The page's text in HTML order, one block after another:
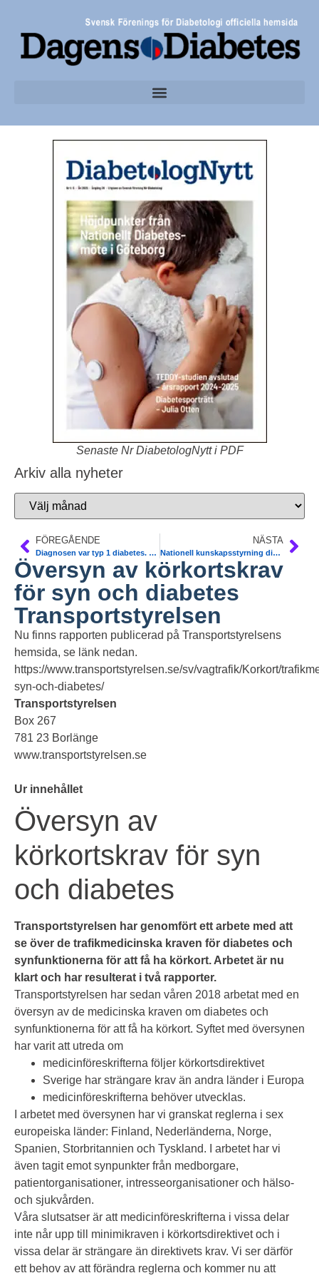
Senaste Nr DiabetologNytt i PDF
Arkiv alla nyheter
FÖREGÅENDE
Diagnosen var typ 1 diabetes. Nydebuterad diabetes
NÄSTA
Nationell kunskapsstyrning diabetes. Ny www. 17 olika Vårdprogram och skrifter
Översyn av körkortskrav
för syn och diabetes
Transportstyrelsen
Nu finns rapporten publicerad på Transportstyrelsens
hemsida, se länk nedan.
https://www.transportstyrelsen.se/sv/vagtrafik/Korkort/
syn-och-diabetes/
Transportstyrelsen
Box 267
781 23 Borlänge
www.transportstyrelsen.se
Ur innehållet
Översyn av
körkortskrav för syn
och diabetes
Transportstyrelsen har genomfört ett arbete med att
se över de trafikmedicinska kraven för diabetes och
synfunktionerna för att få ha körkort. Arbetet är nu
klart och har resulterat i två rapporter.
Transportstyrelsen har sedan våren 2018 arbetat med en
översyn av de medicinska kraven om diabetes och
synfunktionerna för att få ha körkort. Syftet med översynen
har varit att utreda om
medicinföreskrifterna följer körkortsdirektivet
Sverige har strängare krav än andra länder i Europa
medicinföreskrifterna behöver utvecklas.
I arbetet med översynen har vi granskat reglerna i sex
europeiska länder: Finland, Nederländerna, Norge,
Spanien, Storbritannien och Tyskland. I arbetet har vi
även tagit emot synpunkter från medborgare,
patientorganisationer, intresseorganisationer och hälso-
och sjukvården.
Våra slutsatser är att medicinföreskrifterna i vissa delar
inte når upp till minimikraven i körkortsdirektivet och i
vissa delar är strängare än direktivets krav. Vi ser därför
ett behov av att förändra reglerna och kommer nu att